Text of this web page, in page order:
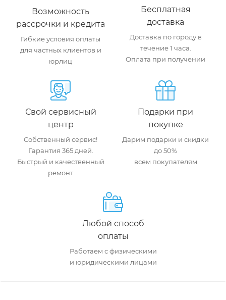
Возможность
рассрочки и кредита
Гибкие условия оплаты
для частных клиентов и
юрлиц
Бесплатная
доставка
Доставка по городу в
течение 1 часа.
Оплата при получении
Свой сервисный
центр
Собственный сервис!
Гарантия 365 дней.
Быстрый и качественный
ремонт
Подарки при
покупке
Дарим подарки и скидки
до 50%
всем покупателям
Любой способ
оплаты
Работаем с физическими
и юридическими лицами